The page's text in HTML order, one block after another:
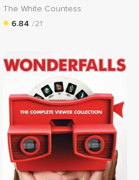
The White Countess
6.84 /21